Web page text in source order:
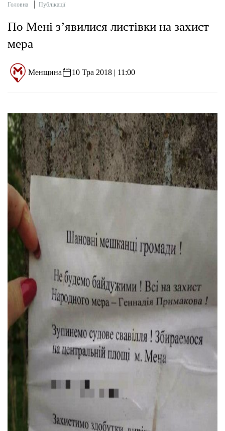
Головна Публікації
По Мені з’явилися листівки на захист
мера
Менщина 10 Тра 2018 | 11:00